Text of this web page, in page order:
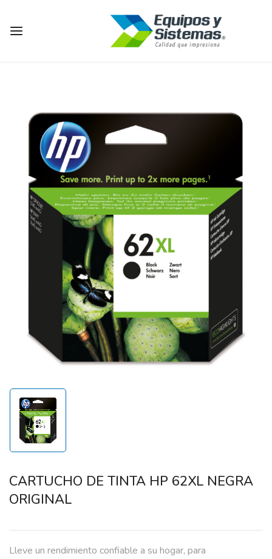
CARTUCHO DE TINTA HP 62XL NEGRA
ORIGINAL
Lleve un rendimiento confiable a su hogar, para